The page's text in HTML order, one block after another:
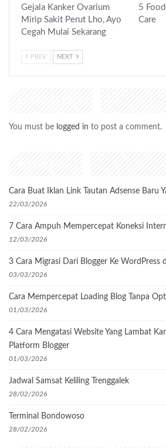
Gejala Kanker Ovarium
Mirip Sakit Perut Lho, Ayo
Cegah Mulai Sekarang
5
Care
PREV NEXT
LEAVE A REPLY
You must be logged in to post a comment.
Recent Posts
Cara Buat Iklan Link Tautan Adsense Baru
22/03/2026
7 Cara Ampuh Mempercepat Koneksi
12/03/2026
3 Cara Migrasi Dari Blogger Ke WordPress
03/03/2026
Cara Mempercepat Loading Blog Tanpa
01/03/2026
4 Cara Mengatasi Website Yang Lambat
Platform Blogger
01/03/2026
Jadwal Samsat Keliling Trenggalek
28/02/2026
Terminal Bondowoso
28/02/2026